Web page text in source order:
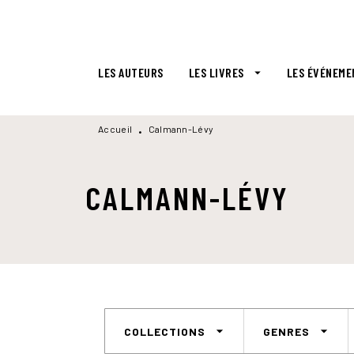
LES AUTEURS LES LIVRES arrow_drop_down LES
Accueil • Calmann-Lévy
CALMANN-LÉVY
COLLECTIONS arrow_drop_down GENRES arrow_drop_down